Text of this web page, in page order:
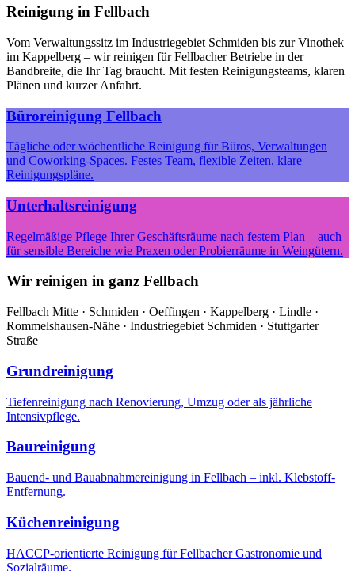
Reinigung in Fellbach
Vom Verwaltungssitz im Industriegebiet Schmiden bis zur Vinothek
im Kappelberg – wir reinigen für Fellbacher Betriebe in der
Bandbreite, die Ihr Tag braucht. Mit festen Reinigungsteams, klaren
Plänen und kurzer Anfahrt.
Büroreinigung Fellbach
Tägliche oder wöchentliche Reinigung für Büros, Verwaltungen
und Coworking-Spaces. Festes Team, flexible Zeiten, klare
Reinigungspläne.
Unterhaltsreinigung
Regelmäßige Pflege Ihrer Geschäftsräume nach festem Plan – auch
für sensible Bereiche wie Praxen oder Probierräume in Weingütern.
Wir reinigen in ganz Fellbach
Fellbach Mitte · Schmiden · Oeffingen · Kappelberg · Lindle ·
Rommelshausen-Nähe · Industriegebiet Schmiden · Stuttgarter
Straße
Grundreinigung
Tiefenreinigung nach Renovierung, Umzug oder als jährliche
Intensivpflege.
Baureinigung
Bauend- und Bauabnahmereinigung in Fellbach – inkl. Klebstoff-
Entfernung.
Küchenreinigung
HACCP-orientierte Reinigung für Fellbacher Gastronomie und
Sozialräume.